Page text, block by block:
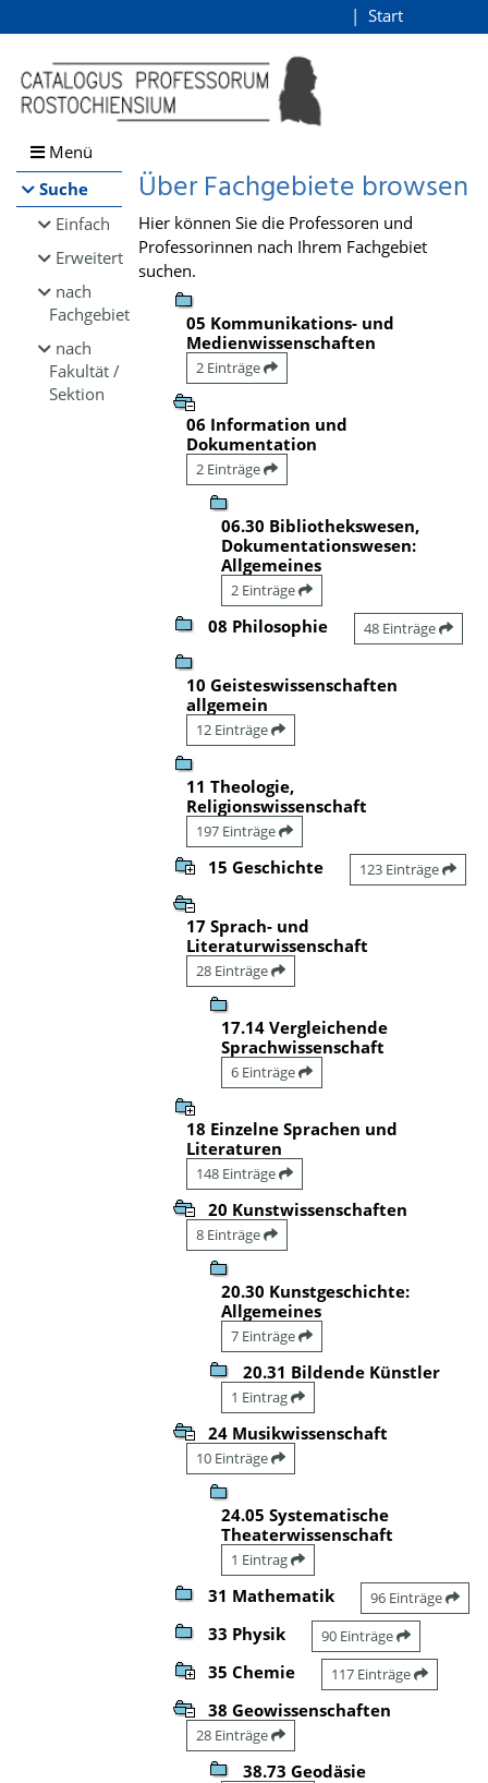
Browsen
direkt zum Inhalt
Start
Menü
Suche
Einfach
Erweitert
nach
Fachgebiet
nach
Fakultät /
Sektion
Über Fachgebiete browsen
Hier können Sie die Professoren und
Professorinnen nach Ihrem Fachgebiet
suchen.
05 Kommunikations- und
Medienwissenschaften
2 Einträge
06 Information und
Dokumentation
2 Einträge
06.30 Bibliothekswesen,
Dokumentationswesen:
Allgemeines
2 Einträge
08 Philosophie 48 Einträge
10 Geisteswissenschaften
allgemein
12 Einträge
11 Theologie,
Religionswissenschaft
197 Einträge
15 Geschichte 123 Einträge
17 Sprach- und
Literaturwissenschaft
28 Einträge
17.14 Vergleichende
Sprachwissenschaft
6 Einträge
18 Einzelne Sprachen und
Literaturen
148 Einträge
20 Kunstwissenschaften
8 Einträge
20.30 Kunstgeschichte:
Allgemeines
7 Einträge
20.31 Bildende Künstler
1 Eintrag
24 Musikwissenschaft
10 Einträge
24.05 Systematische
Theaterwissenschaft
1 Eintrag
31 Mathematik 96 Einträge
33 Physik 90 Einträge
35 Chemie 117 Einträge
38 Geowissenschaften
28 Einträge
38.73 Geodäsie